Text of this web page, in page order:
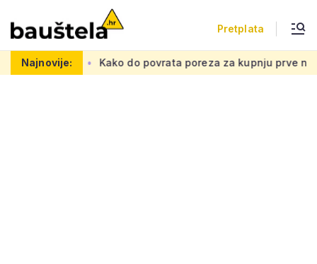
Pretplata
Najnovije:
mrežu Kako do povrata poreza za kupnju prve